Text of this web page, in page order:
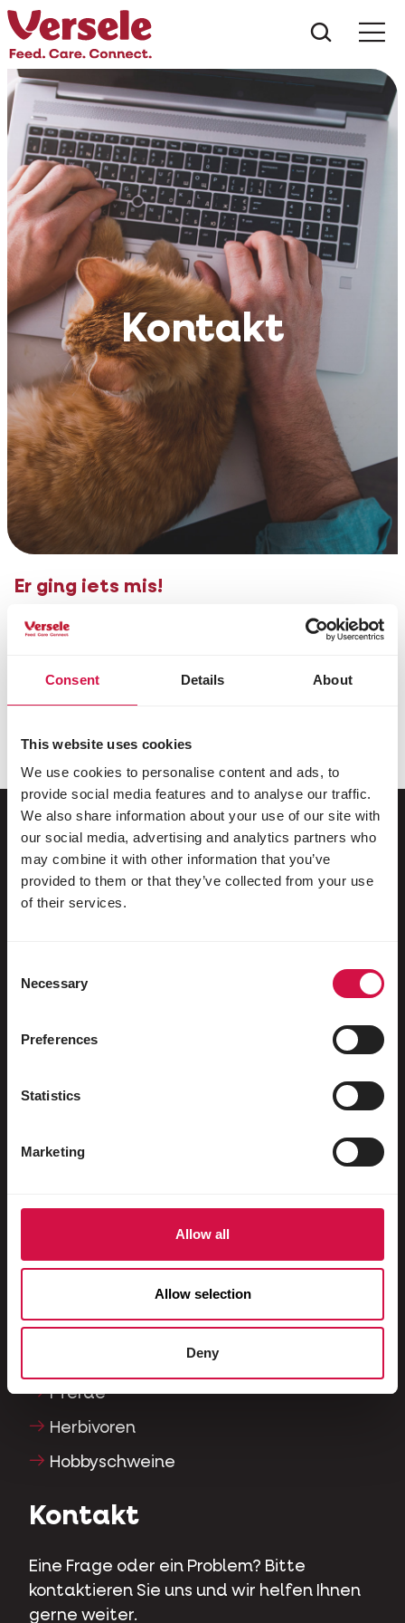
Consent Details About
This website uses cookies
We use cookies to personalise content and ads, to
provide social media features and to analyse our traffic.
We also share information about your use of our site with
our social media, advertising and analytics partners who
may combine it with other information that you’ve
provided to them or that they’ve collected from your use
of their services.
Selection
Necessary
Preferences
Statistics
Marketing
Allow all
Allow selection
Deny
Kontakt
Er ging iets mis!
Helaas is het verzenden van uw bericht niet goed
verlopen.Waarschijnlijk is er een klein technisch
of telefonisch met ons contact zoeken via
voor het ongemak.
Für Ihr Tier
Ziervögel
Stelzenläufer & Laufvögel
Brieftauben
Kaninchen
Katzen
Pferde
Herbivoren
Hobbyschweine
Kontakt
Eine Frage oder ein Problem? Bitte
kontaktieren Sie uns und wir helfen Ihnen
gerne weiter.